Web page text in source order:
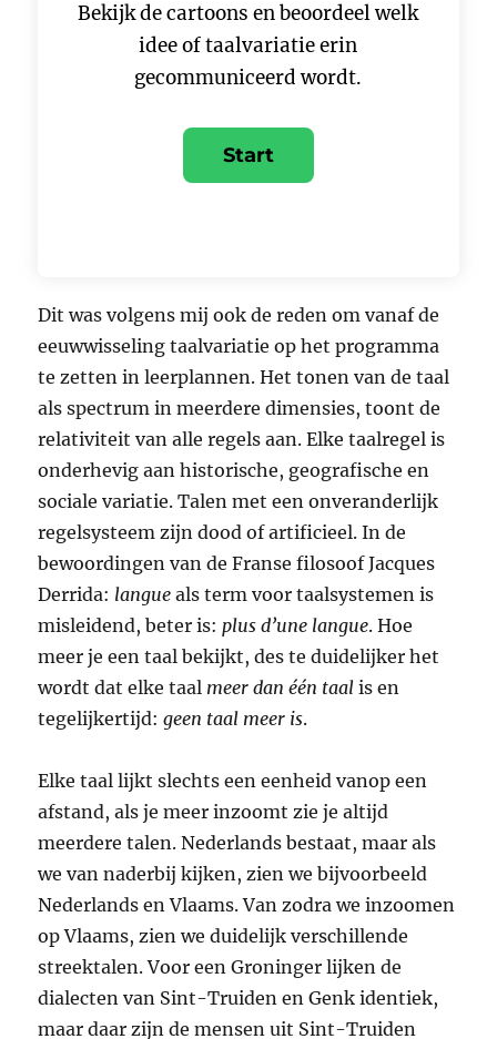
Bekijk de cartoons en beoordeel welk
idee of taalvariatie erin
gecommuniceerd wordt.
Dit was volgens mij ook de reden om vanaf de
eeuwwisseling taalvariatie op het programma
te zetten in leerplannen. Het tonen van de taal
als spectrum in meerdere dimensies, toont de
relativiteit van alle regels aan. Elke taalregel is
onderhevig aan historische, geografische en
sociale variatie. Talen met een onveranderlijk
regelsysteem zijn dood of artificieel. In de
bewoordingen van de Franse filosoof Jacques
Derrida: langue als term voor taalsystemen is
misleidend, beter is:plus d’une langue. Hoe
meer je een taal bekijkt, des te duidelijker het
wordt dat elke taal meer dan één taal is en
tegelijkertijd:geen taal meer is.
Elke taal lijkt slechts een eenheid vanop een
afstand, als je meer inzoomt zie je altijd
meerdere talen. Nederlands bestaat, maar als
we van naderbij kijken, zien we bijvoorbeeld
Nederlands en Vlaams. Van zodra we inzoomen
op Vlaams, zien we duidelijk verschillende
streektalen. Voor een Groninger lijken de
dialecten van Sint-Truiden en Genk identiek,
maar daar zijn de mensen uit Sint-Truiden